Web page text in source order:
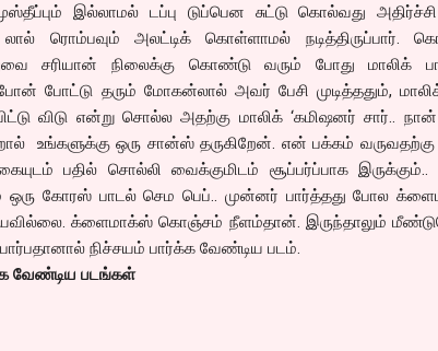
இல்லாமல் டப்பு டுப்பென சுட்டு கொல்வது
ரொம்பவும் அலட்டிக் கொள்ளாமல் நடித்திருப்பார்.
சரியான் நிலைக்கு கொண்டு வரும் போது மாலிக்
போட்டு தரும் மோகன்லால் அவர் பேசி முடித்ததும்,
விடு என்று சொல்ல அதற்கு மாலிக் ‘கமிஷனர் சார்.. நான்
உங்களுக்கு ஒரு சான்ஸ் தருகிறேன். என் பக்கம் வருவதற்கு
பதில் சொல்லி வைக்குமிடம் சூப்பர்ப்பாக இருக்கும்..
கோரஸ் பாடல் செம பெப்.. முன்னர் பார்த்தது போல
க்ளைமாக்ஸ் கொஞ்சம் நீளம்தான். இருந்தாலும்
நிச்சயம் பார்க்க வேண்டிய படம்.
வேண்டிய படங்கள்